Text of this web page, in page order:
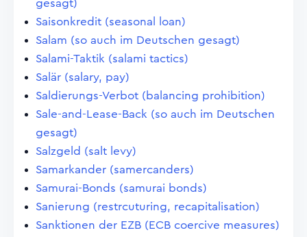
gesagt)
Saisonkredit (seasonal loan)
Salam (so auch im Deutschen gesagt)
Salami-Taktik (salami tactics)
Salär (salary, pay)
Saldierungs-Verbot (balancing prohibition)
Sale-and-Lease-Back (so auch im Deutschen
gesagt)
Salzgeld (salt levy)
Samarkander (samercanders)
Samurai-Bonds (samurai bonds)
Sanierung (restrcuturing, recapitalisation)
Sanktionen der EZB (ECB coercive measures)